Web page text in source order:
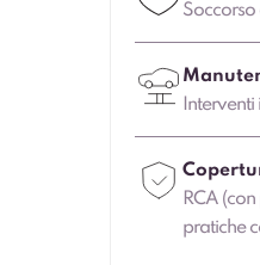
Soccorso
Interventi
RCA
pratiche